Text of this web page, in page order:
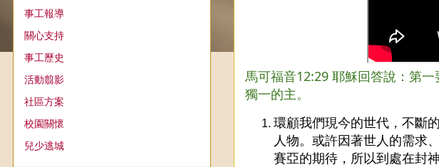
馬可福音12:29 耶穌回答說：第
獨一的主。
環顧我們現今的世代，不斷
人物。或許因著世人的需求
賽亞的期待，所以到處在封
事工報導
關心支持
事工歷史
活動翦影
社區方案
校園關懷
兒少逃城